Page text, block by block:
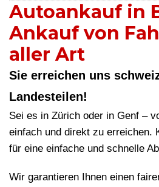
Autoankauf in
Ankauf von
aller Art
Sie erreichen uns
Landesteilen!
Sei es in Zürich oder in Genf –
einfach und direkt zu erreichen.
für eine einfache und schnelle
Wir garantieren Ihnen einen